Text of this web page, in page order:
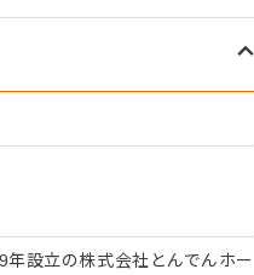
設立の株式会社とんでんホー